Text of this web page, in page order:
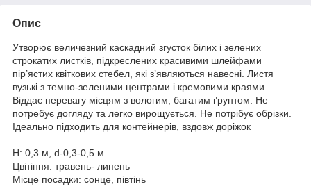
Опис
Утворює величезний каскадний згусток білих і зелених
строкатих листків, підкреслених красивими шлейфами
пір’ястих квіткових стебел, які з’являються навесні. Листя
вузькі з темно-зеленими центрами і кремовими краями.
Віддає перевагу місцям з вологим, багатим ґрунтом. Не
потребує догляду та легко вирощується. Не потрібує обрізки.
Ідеально підходить для контейнерів, вздовж доріжок
Н: 0,3 м, d-0,3-0,5 м.
Цвітіння: травень- липень
Місце посадки: сонце, півтінь